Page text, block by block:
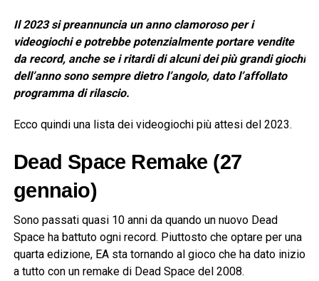
Il 2023 si preannuncia un anno clamoroso per i
videogiochi e potrebbe potenzialmente portare vendite
da record, anche se i ritardi di alcuni dei più grandi giochi
dell’anno sono sempre dietro l’angolo, dato l’affollato
programma di rilascio.
Ecco quindi una lista dei videogiochi più attesi del 2023.
Dead Space Remake (27
gennaio)
Sono passati quasi 10 anni da quando un nuovo Dead
Space ha battuto ogni record. Piuttosto che optare per una
quarta edizione, EA sta tornando al gioco che ha dato inizio
a tutto con un remake di Dead Space del 2008.